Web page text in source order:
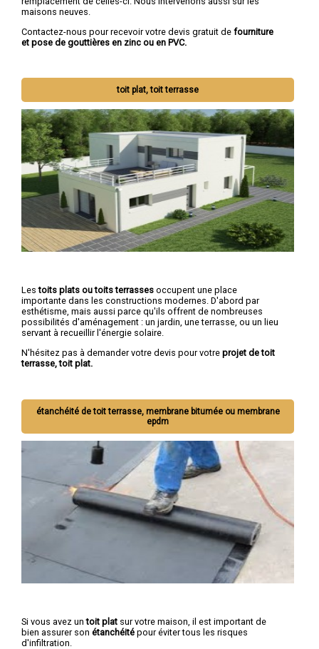
maisons neuves.
Contactez-nous pour recevoir votre devis gratuit de fourniture
et pose de gouttières en zinc ou en PVC.
toit plat, toit terrasse
Lestoits plats ou toits terrasses occupent une place
importante dans les constructions modernes. D'abord par
esthétisme, mais aussi parce qu'ils offrent de nombreuses
possibilités d'aménagement : un jardin, une terrasse, ou un lieu
servant à recueillir l'énergie solaire.
N'hésitez pas à demander votre devis pour votre projet de toit
terrasse, toit plat.
étanchéité de toit terrasse, membrane bitumée ou membrane
epdm
Si vous avez untoit plat sur votre maison, il est important de
bien assurer son étanchéité pour éviter tous les risques
d'infiltration.